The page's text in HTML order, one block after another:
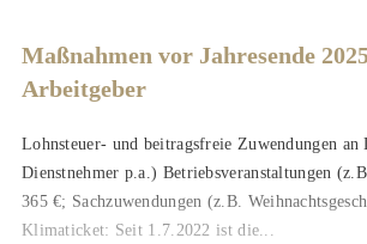
Maßnahmen vor Jahresende
Arbeitgeber
Lohnsteuer- und beitragsfreie Zuwendungen an
Dienstnehmer p.a.) Betriebsveranstaltungen
365 €; Sachzuwendungen (z.B.
Klimaticket: Seit 1.7.2022 ist die...